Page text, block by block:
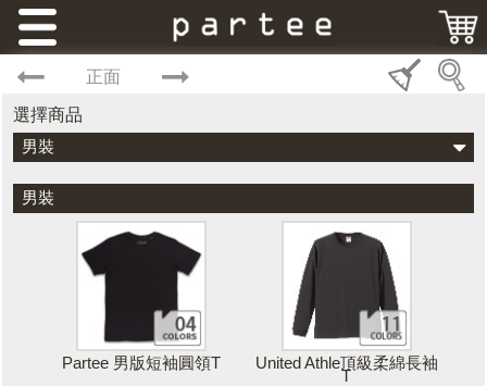
正面
選擇商品
男裝
男裝
Partee 男版短袖圓領T United Athle頂級柔綿長袖
T